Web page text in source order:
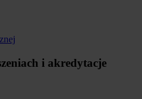
i akredytacje